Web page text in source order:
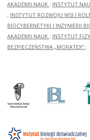
AKADEMII NAUK ; INSTYTUT
; INSTYTUT ROZWOJU WSI I
BIOCYBERNETYKI I INŻYNIERII
AKADEMII NAUK ; INSTYTUT
BEZPIECZEŃSTWA „MORATEX” ;